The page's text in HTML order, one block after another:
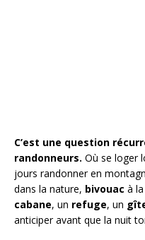
C’est une question
randonneurs. Où se loger
jours randonner en
dans la nature, bivouac à la
cabane, un refuge, un
anticiper avant que la nuit